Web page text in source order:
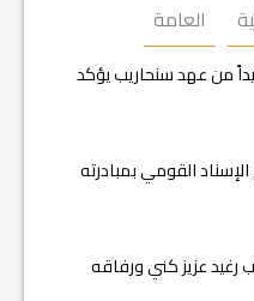
العامة
من عهد سنحاريب يؤكد
القومي بمبادرته
الأب رغيد عزيز كني ورفاقه